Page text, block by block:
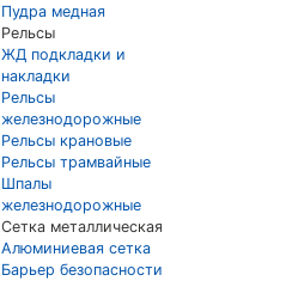
Пудра медная
Рельсы
ЖД подкладки и
накладки
Рельсы
железнодорожные
Рельсы крановые
Рельсы трамвайные
Шпалы
железнодорожные
Сетка металлическая
Алюминиевая сетка
Барьер безопасности